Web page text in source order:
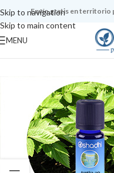
Skip to navigation
Skip to main content
Envío gratis en territorio
MENU